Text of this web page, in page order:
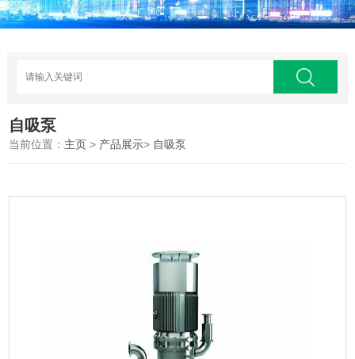
自吸泵
当前位置： 主页 > 产品展示> 自吸泵